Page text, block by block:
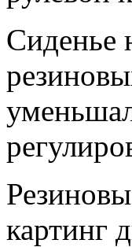
Сиденье
картинг